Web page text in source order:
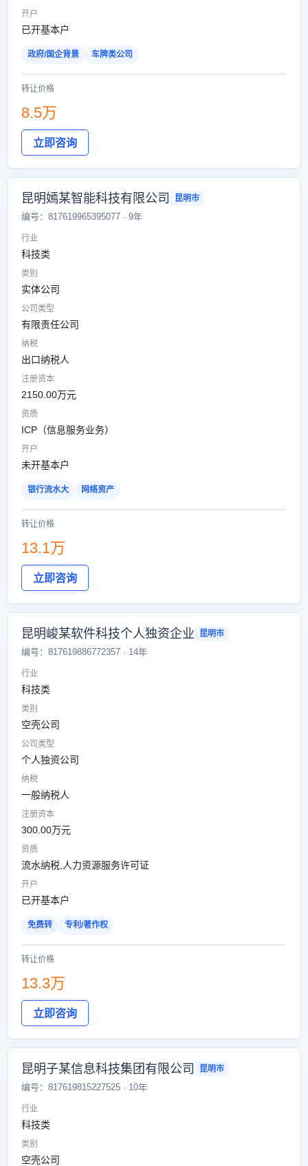
开户
已开基本户
政府/国企背景 车牌类公司
转让价格
8.5万
立即咨询
昆明嫣某智能科技有限公司 昆明市
编号：817619965395077 · 9年
行业
科技类
类别
实体公司
公司类型
有限责任公司
纳税
出口纳税人
注册资本
2150.00万元
资质
ICP（信息服务业务）
开户
未开基本户
银行流水大 网络资产
转让价格
13.1万
立即咨询
昆明峻某软件科技个人独资企业 昆明市
编号：817619886772357 · 14年
行业
科技类
类别
空壳公司
公司类型
个人独资公司
纳税
一般纳税人
注册资本
300.00万元
资质
流水纳税,人力资源服务许可证
开户
已开基本户
免费转 专利/著作权
转让价格
13.3万
立即咨询
昆明子某信息科技集团有限公司 昆明市
编号：817619815227525 · 10年
行业
科技类
类别
空壳公司